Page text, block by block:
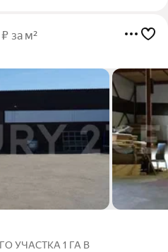
за м²
УЧАСТКА 1 ГА В